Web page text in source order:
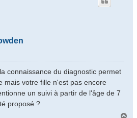
connaissance du diagnostic permet
mais votre fille n'est pas encore
un suivi à partir de l'âge de 7
proposé ?